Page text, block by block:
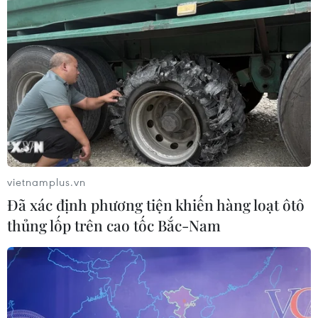
Toàn cảnh ASEAN Cup: Thái
Lan "thắng như chẻ tre", thách thức
tuyển Việt Nam
05/08/2026 07:15
Nhận định Philippines vs
Thái Lan: Madam Pang treo thưởng
tiền tỷ, "Voi chiến" quyết thắng
04/08/2026 09:19
Đội tuyển Việt Nam nhận
thưởng 2 tỷ đồng sau thắng lợi trước
Indonesia
04/08/2026 04:16
vietnamplus.vn
Đã xác định phương tiện khiến hàng loạt ôtô
thủng lốp trên cao tốc Bắc-Nam